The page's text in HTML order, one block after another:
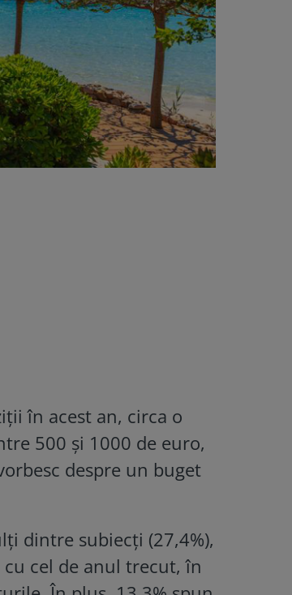
în acest an, circa o
500 și 1000 de euro,
despre un buget
dintre subiecți (27,4%),
cel de anul trecut, în